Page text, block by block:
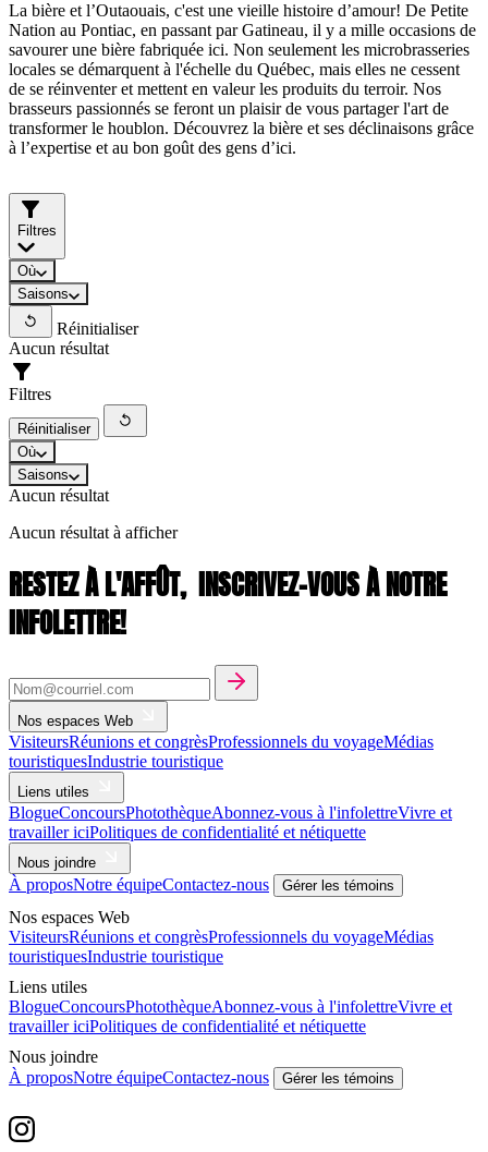
La bière et l’Outaouais, c'est une vieille histoire d’amour! De Petite
Nation au Pontiac, en passant par Gatineau, il y a mille occasions de
savourer une bière fabriquée ici. Non seulement les microbrasseries
locales se démarquent à l'échelle du Québec, mais elles ne cessent
de se réinventer et mettent en valeur les produits du terroir. Nos
brasseurs passionnés se feront un plaisir de vous partager l'art de
transformer le houblon. Découvrez la bière et ses déclinaisons grâce
à l’expertise et au bon goût des gens d’ici.
Filtres
Où
Saisons
Réinitialiser
Aucun résultat
Filtres
Réinitialiser
Où
Saisons
Aucun résultat
Aucun résultat à afficher
RESTEZ À L'AFFÛT, INSCRIVEZ-VOUS À NOTRE
INFOLETTRE!
Nos espaces Web
VisiteursRéunions et congrèsProfessionnels du voyageMédias
touristiquesIndustrie touristique
Liens utiles
BlogueConcoursPhotothèqueAbonnez-vous à l'infolettreVivre et
travailler iciPolitiques de confidentialité et nétiquette
Nous joindre
À proposNotre équipeContactez-nous Gérer les témoins
Nos espaces Web
VisiteursRéunions et congrèsProfessionnels du voyageMédias
touristiquesIndustrie touristique
Liens utiles
BlogueConcoursPhotothèqueAbonnez-vous à l'infolettreVivre et
travailler iciPolitiques de confidentialité et nétiquette
Nous joindre
À proposNotre équipeContactez-nous Gérer les témoins